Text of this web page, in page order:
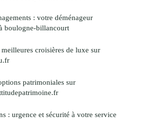
: votre déménageur
boulogne-billancourt
croisières de luxe sur
patrimoniales sur
: urgence et sécurité à votre service